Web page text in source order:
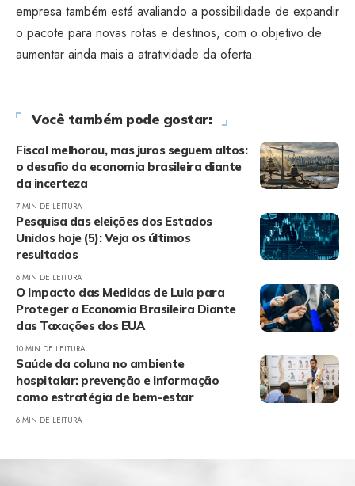
empresa também está avaliando a possibilidade de expandir
o pacote para novas rotas e destinos, com o objetivo de
aumentar ainda mais a atratividade da oferta.
Você também pode gostar:
Fiscal melhorou, mas juros seguem altos:
o desafio da economia brasileira diante
da incerteza
7 MIN DE LEITURA
Pesquisa das eleições dos Estados
Unidos hoje (5): Veja os últimos
resultados
6 MIN DE LEITURA
O Impacto das Medidas de Lula para
Proteger a Economia Brasileira Diante
das Taxações dos EUA
10 MIN DE LEITURA
Saúde da coluna no ambiente
hospitalar: prevenção e informação
como estratégia de bem-estar
6 MIN DE LEITURA